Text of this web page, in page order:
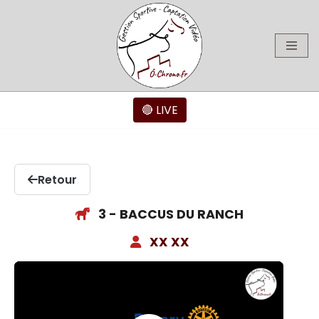
🔴 LIVE
Retour
3 - BACCUS DU RANCH
XX XX